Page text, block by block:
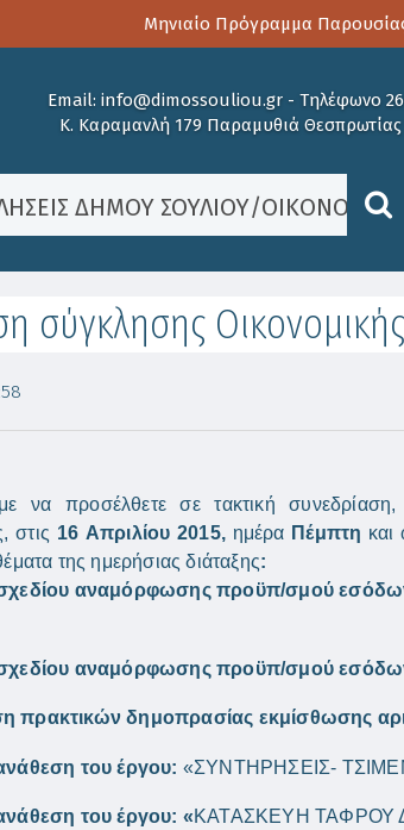
Μηνιαίο Πρόγραμμα Παρουσίας
Email: info@dimossouliou.gr - Τηλέφωνο
Κ. Καραμανλή 179 Παραμυθιά
ΔΉΜΟΥ ΣΟΥΛΊΟΥ/
σύγκλησης
να προσέλθετε σε τακτική
στις 16 Απριλίου 2015,ημέρα Πέμπτη
της ημερήσιας διάταξης:
αναμόρφωσης προϋπ/σμού
αναμόρφωσης προϋπ/σμού
πρακτικών δημοπρασίας εκμίσθωσης
του έργου: «ΣΥΝΤΗΡΗΣΕΙΣ-
του έργου: «ΚΑΤΑΣΚΕΥΗ ΤΑΦΡΟΥ